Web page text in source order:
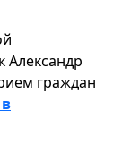
Александр
граждан